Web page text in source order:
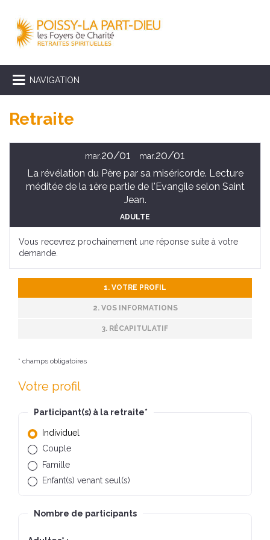
NAVIGATION
Retraite
mar.20/01 mar.20/01
La révélation du Père par sa miséricorde. Lecture
méditée de la 1ère partie de l'Evangile selon Saint
Jean.
ADULTE
Vous recevrez prochainement une réponse suite à votre
demande.
1. VOTRE PROFIL
2. VOS INFORMATIONS
3. RÉCAPITULATIF
* champs obligatoires
Votre profil
Participant(s) à la retraite*
Individuel
Couple
Famille
Enfant(s) venant seul(s)
Nombre de participants